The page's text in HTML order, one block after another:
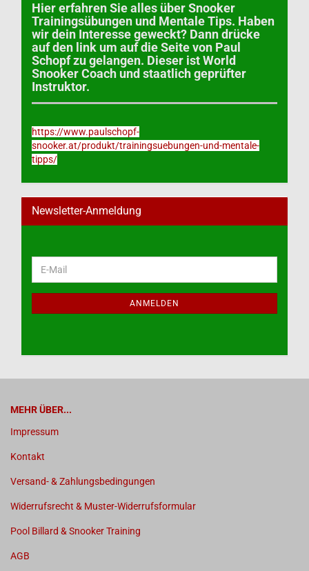
Hier erfahren Sie alles über Snooker
Trainingsübungen und Mentale Tips. Haben
wir dein Interesse geweckt? Dann drücke
auf den link um auf die Seite von Paul
Schopf zu gelangen. Dieser ist World
Snooker Coach und staatlich geprüfter
Instruktor.
https://www.paulschopf-
snooker.at/produkt/trainingsuebungen-und-mentale-
tipps/
Newsletter-Anmeldung
ZUR
E-
Mail
ANMELDEN
MEHR ÜBER...
Impressum
Kontakt
Versand- & Zahlungsbedingungen
Widerrufsrecht & Muster-Widerrufsformular
Pool Billard & Snooker Training
AGB